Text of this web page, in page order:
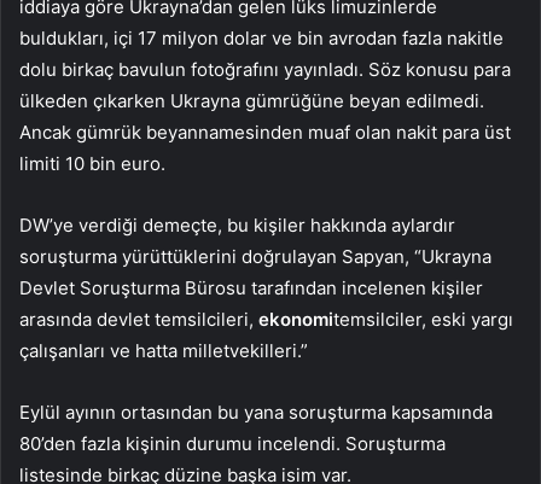
iddiaya göre Ukrayna’dan gelen lüks limuzinlerde
buldukları, içi 17 milyon dolar ve bin avrodan fazla nakitle
dolu birkaç bavulun fotoğrafını yayınladı. Söz konusu para
ülkeden çıkarken Ukrayna gümrüğüne beyan edilmedi.
Ancak gümrük beyannamesinden muaf olan nakit para üst
limiti 10 bin euro.
DW’ye verdiği demeçte, bu kişiler hakkında aylardır
soruşturma yürüttüklerini doğrulayan Sapyan, “Ukrayna
Devlet Soruşturma Bürosu tarafından incelenen kişiler
arasında devlet temsilcileri, ekonomitemsilciler, eski yargı
çalışanları ve hatta milletvekilleri.”
Eylül ayının ortasından bu yana soruşturma kapsamında
80’den fazla kişinin durumu incelendi. Soruşturma
listesinde birkaç düzine başka isim var.